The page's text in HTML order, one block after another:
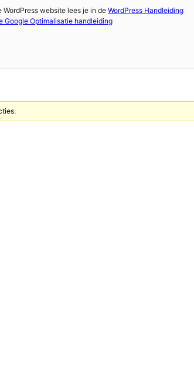
website lees je in de WordPress Handleiding
Google Optimalisatie handleiding